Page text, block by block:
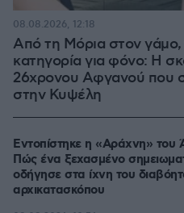
Από τη Μόρια στον
κατηγορία για φόνο: Η
26χρονου Αφγανού που
στην Κυψέλη
08.08.2026, 12:18
Εντοπίστηκε η «Αράχνη» του
Πώς ένα ξεχασμένο
οδήγησε στα ίχνη του
αρχικατασκόπου